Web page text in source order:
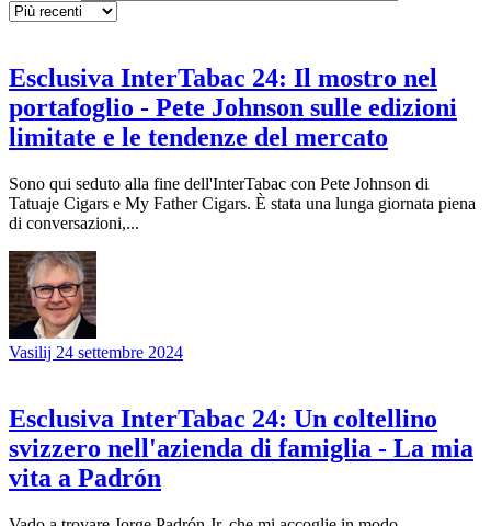
Esclusiva InterTabac 24: Il mostro nel
portafoglio - Pete Johnson sulle edizioni
limitate e le tendenze del mercato
Sono qui seduto alla fine dell'InterTabac con Pete Johnson di
Tatuaje Cigars e My Father Cigars. È stata una lunga giornata piena
di conversazioni,...
Vasilij 24 settembre 2024
Esclusiva InterTabac 24: Un coltellino
svizzero nell'azienda di famiglia - La mia
vita a Padrón